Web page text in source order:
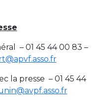
– 01 45 44 00 83 –
la presse – 01 45 44